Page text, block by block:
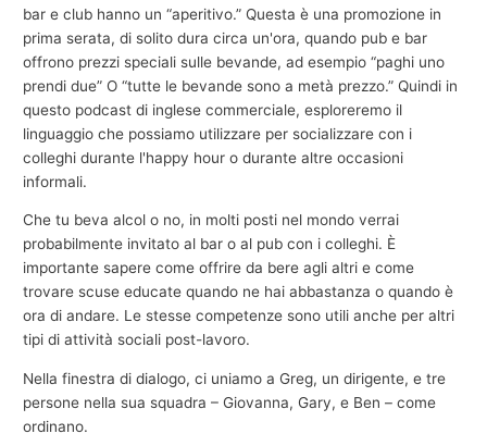
bar e club hanno un “aperitivo.” Questa è una promozione in
prima serata, di solito dura circa un'ora, quando pub e bar
offrono prezzi speciali sulle bevande, ad esempio “paghi uno
prendi due” O “tutte le bevande sono a metà prezzo.” Quindi in
questo podcast di inglese commerciale, esploreremo il
linguaggio che possiamo utilizzare per socializzare con i
colleghi durante l'happy hour o durante altre occasioni
informali.
Che tu beva alcol o no, in molti posti nel mondo verrai
probabilmente invitato al bar o al pub con i colleghi. È
importante sapere come offrire da bere agli altri e come
trovare scuse educate quando ne hai abbastanza o quando è
ora di andare. Le stesse competenze sono utili anche per altri
tipi di attività sociali post-lavoro.
Nella finestra di dialogo, ci uniamo a Greg, un dirigente, e tre
persone nella sua squadra – Giovanna, Gary, e Ben – come
ordinano.